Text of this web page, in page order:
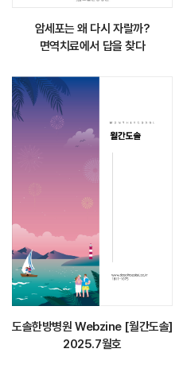
암세포는 왜 다시 자랄까?
면역치료에서 답을 찾다
도솔한방병원 Webzine [월간도솔]
2025.7월호